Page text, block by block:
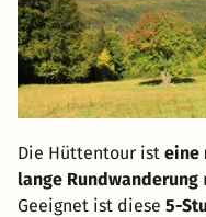
Die Hüttentour ist eine
lange Rundwanderung
Geeignet ist diese 5-